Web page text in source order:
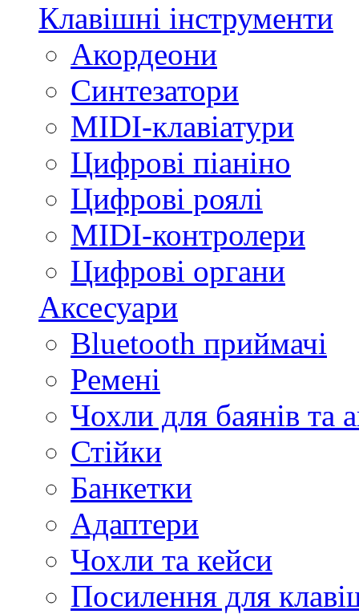
Клавішні інструменти
Акордеони
Синтезатори
MIDI-клавіатури
Цифрові піаніно
Цифрові роялі
MIDI-контролери
Цифрові органи
Аксесуари
Bluetooth приймачі
Ремені
Чохли для баянів та
Стійки
Банкетки
Адаптери
Чохли та кейси
Посилення для